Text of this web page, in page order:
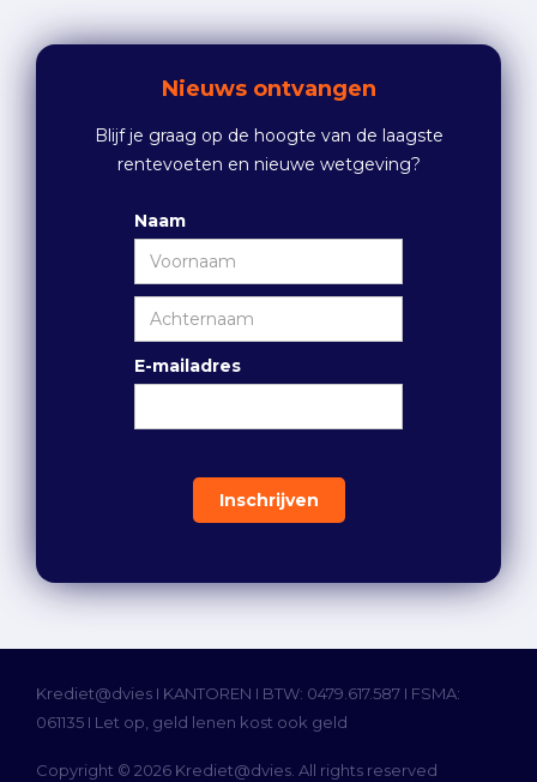
Nieuws ontvangen
Blijf je graag op de hoogte van de laagste
rentevoeten en nieuwe wetgeving?
Naam
E-mailadres
Krediet@dvies I KANTOREN I BTW: 0479.617.587 I FSMA:
061135 I Let op, geld lenen kost ook geld
Copyright © 2026 Krediet@dvies. All rights reserved